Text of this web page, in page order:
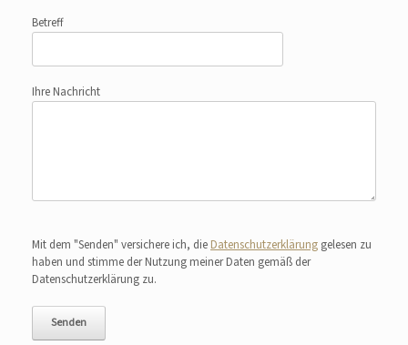
Betreff
Ihre Nachricht
Mit dem "Senden" versichere ich, die Datenschutzerklärung gelesen zu
haben und stimme der Nutzung meiner Daten gemäß der
Datenschutzerklärung zu.